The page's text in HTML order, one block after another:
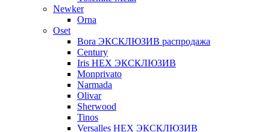
Newker
Orna
Oset
Bora ЭКСКЛЮЗИВ распродажа
Century
Iris HEX ЭКСКЛЮЗИВ
Monprivato
Narmada
Olivar
Sherwood
Tinos
Versalles HEX ЭКСКЛЮЗИВ